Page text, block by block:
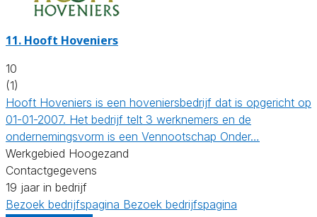
11. Hooft Hoveniers
10
(1)
Hooft Hoveniers is een hoveniersbedrijf dat is opgericht op
01-01-2007. Het bedrijf telt 3 werknemers en de
ondernemingsvorm is een Vennootschap Onder…
Werkgebied Hoogezand
Contactgegevens
19 jaar in bedrijf
Bezoek bedrijfspagina Bezoek bedrijfspagina